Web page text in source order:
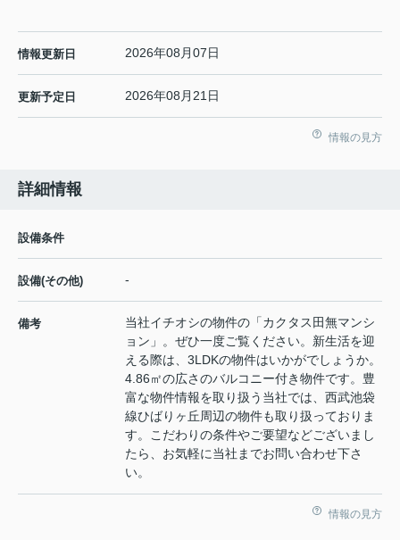
情報更新日 2026年08月07日
更新予定日 2026年08月21日
情報の見方
詳細情報
設備条件
設備(その他) -
備考
当社イチオシの物件の「カクタス田無マンシ
ョン」。ぜひ一度ご覧ください。新生活を迎
える際は、3LDKの物件はいかがでしょうか。
4.86㎡の広さのバルコニー付き物件です。豊
富な物件情報を取り扱う当社では、西武池袋
線ひばりヶ丘周辺の物件も取り扱っておりま
す。こだわりの条件やご要望などございまし
たら、お気軽に当社までお問い合わせ下さ
い。
情報の見方